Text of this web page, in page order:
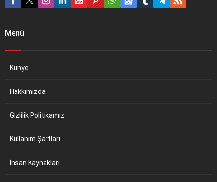
Menü
Künye
Hakkımızda
Gizlilik Politikamız
Kullanım Şartları
İnsan Kaynakları